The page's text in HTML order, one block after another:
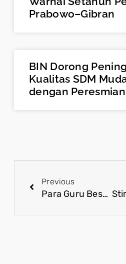
Prabowo–Gibran
BIN Dorong
Kualitas SDM
dengan Peresmian
Previous
Para Guru Besar Akui Indonesia Kian Diperhitungkan Dunia, di Setahun Prabowo–Gibran